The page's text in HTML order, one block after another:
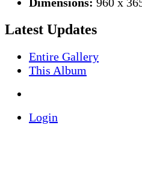
Latest Updates
Entire Gallery
This Album
Login